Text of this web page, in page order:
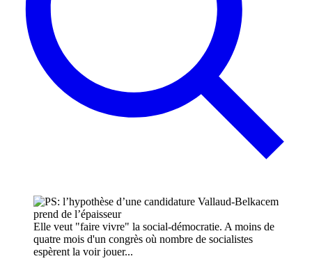
Elle veut "faire vivre" la social-démocratie. A moins de
quatre mois d'un congrès où nombre de socialistes
espèrent la voir jouer...